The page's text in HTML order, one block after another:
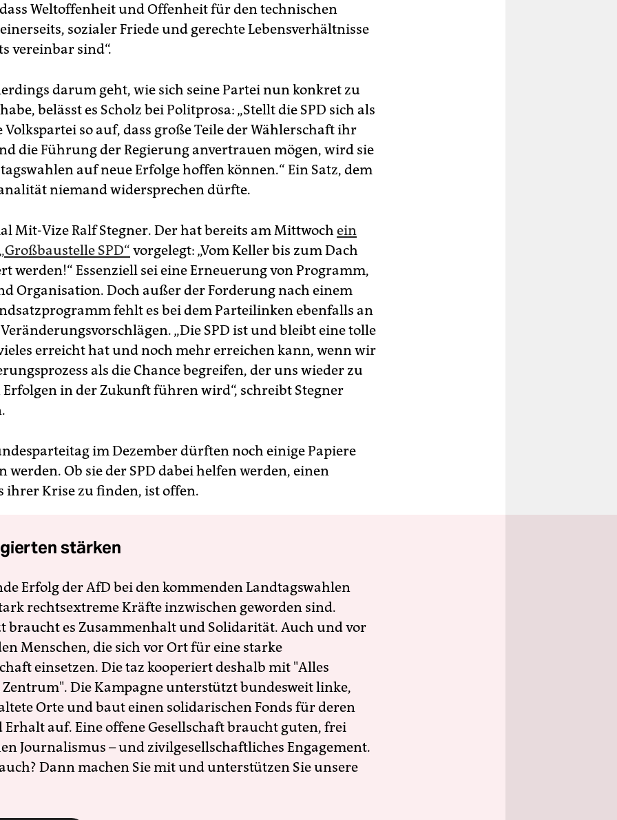
Weltoffenheit und Offenheit für den technischen
sozialer Friede und gerechte Lebensverhältnisse
vereinbar sind“.
darum geht, wie sich seine Partei nun konkret zu
belässt es Scholz bei Politprosa: „Stellt die SPD sich als
Volkspartei so auf, dass große Teile der Wählerschaft ihr
die Führung der Regierung anvertrauen mögen, wird sie
auf neue Erfolge hoffen können.“ Ein Satz, dem
niemand widersprechen dürfte.
Mit-Vize Ralf Stegner. Der hat bereits am Mittwoch ein
SPD“ vorgelegt: „Vom Keller bis zum Dach
werden!“ Essenziell sei eine Erneuerung von Programm,
Organisation. Doch außer der Forderung nach einem
fehlt es bei dem Parteilinken ebenfalls an
„Die SPD ist und bleibt eine tolle
erreicht hat und noch mehr erreichen kann, wenn wir
als die Chance begreifen, der uns wieder zu
in der Zukunft führen wird“, schreibt Stegner
im Dezember dürften noch einige Papiere
werden. Ob sie der SPD dabei helfen werden, einen
ihrer Krise zu finden, ist offen.
stärken
Erfolg der AfD bei den kommenden Landtagswahlen
rechtsextreme Kräfte inzwischen geworden sind.
braucht es Zusammenhalt und Solidarität. Auch und vor
Menschen, die sich vor Ort für eine starke
einsetzen. Die taz kooperiert deshalb mit "Alles
Die Kampagne unterstützt bundesweit linke,
Orte und baut einen solidarischen Fonds für deren
Erhalt auf. Eine offene Gesellschaft braucht guten, frei
Journalismus – und zivilgesellschaftliches Engagement.
Dann machen Sie mit und unterstützen Sie unsere